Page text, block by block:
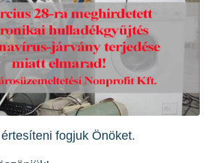
fogjuk Önöket.